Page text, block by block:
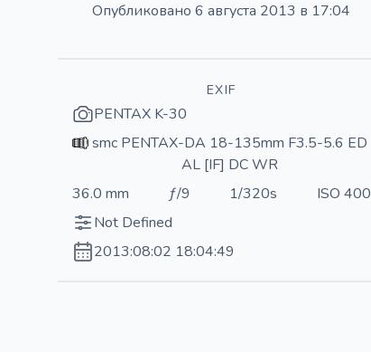
Опубликовано 6 августа 2013 в 17:04
EXIF
PENTAX K-30
smc PENTAX-DA 18-135mm F3.5-5.6 ED
AL [IF] DC WR
36.0 mm
ƒ/9 1/320s
ISO 400
Not Defined
2013:08:02 18:04:49